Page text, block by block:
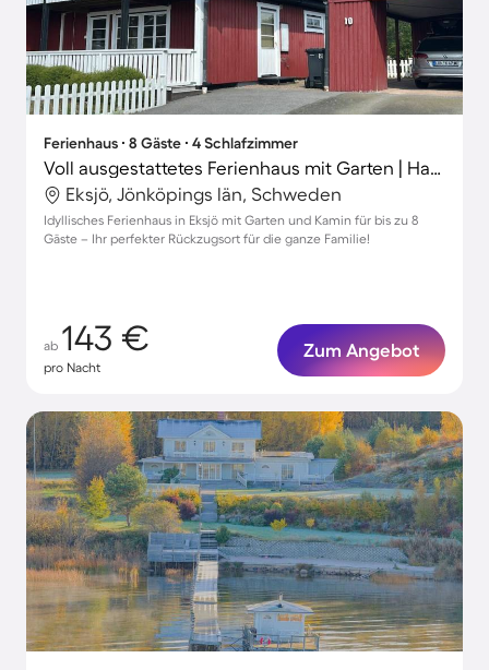
Ferienhaus ∙ 8 Gäste ∙ 4 Schlafzimmer
Voll ausgestattetes Ferienhaus mit Garten | Haustiere erlaubt
Eksjö, Jönköpings län, Schweden
Idyllisches Ferienhaus in Eksjö mit Garten und Kamin für bis zu 8
Gäste – Ihr perfekter Rückzugsort für die ganze Familie!
ab 143 €
pro Nacht
Zum Angebot